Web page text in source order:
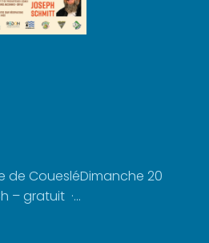
de CouesléDimanche 20
– gratuit ·...